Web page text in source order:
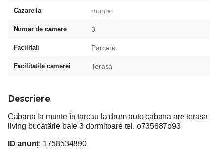
Cazare la munte
Numar de camere 3
Facilitati Parcare
Facilitatile camerei Terasa
Descriere
Cabana la munte în tarcau la drum auto cabana are terasa
living bucătărie baie 3 dormitoare tel. o735887o93
ID anunț: 1758534890